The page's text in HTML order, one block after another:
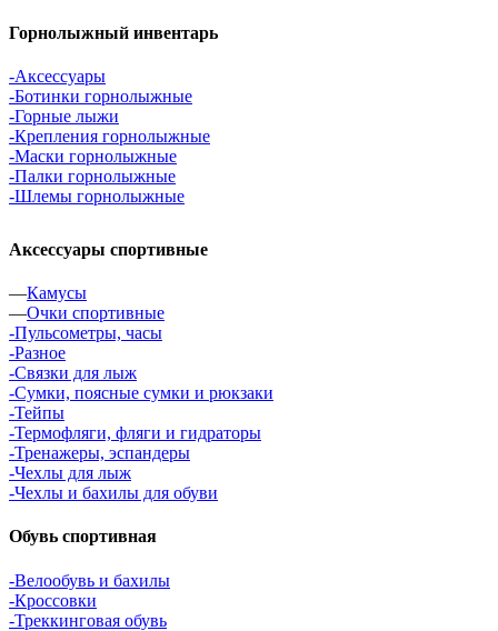
Горнолыжный инвентарь
-Аксессуары
-Ботинки горнолыжные
-Горные лыжи
-Крепления горнолыжные
-Маски горнолыжные
-Палки горнолыжные
-Шлемы горнолыжные
Аксессуары спортивные
—Камусы
—Очки спортивные
-Пульсометры, часы
-Разное
-Связки для лыж
-Сумки, поясные сумки и рюкзаки
-Тейпы
-Термофляги, фляги и гидраторы
-Тренажеры, эспандеры
-Чехлы для лыж
-Чехлы и бахилы для обуви
Обувь спортивная
-Велообувь и бахилы
-Кроссовки
-Треккинговая обувь